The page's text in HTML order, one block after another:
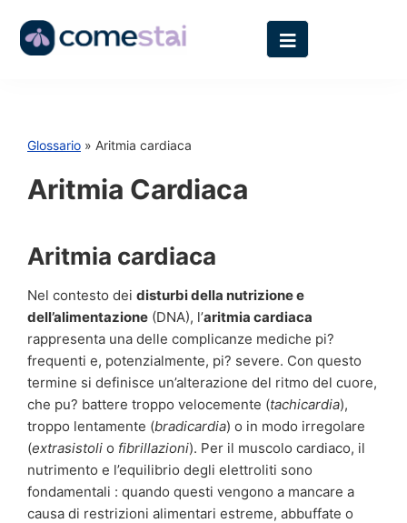
Glossario » Aritmia cardiaca
Aritmia Cardiaca
Aritmia cardiaca
Nel contesto dei disturbi della nutrizione e
dell’alimentazione (DNA), l’aritmia cardiaca
rappresenta una delle complicanze mediche pi?
frequenti e, potenzialmente, pi? severe. Con questo
termine si definisce un’alterazione del ritmo del cuore,
che pu? battere troppo velocemente (tachicardia),
troppo lentamente (bradicardia) o in modo irregolare
(extrasistoli o fibrillazioni). Per il muscolo cardiaco, il
nutrimento e l’equilibrio degli elettroliti sono
fondamentali : quando questi vengono a mancare a
causa di restrizioni alimentari estreme, abbuffate o